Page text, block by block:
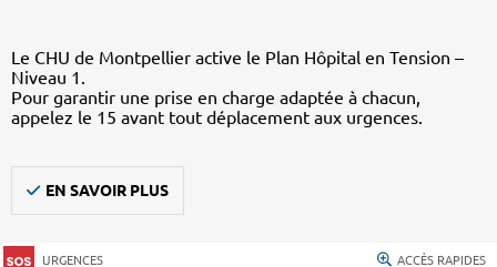
Le CHU de Montpellier active le Plan Hôpital en Tension –
Niveau 1.
Pour garantir une prise en charge adaptée à chacun,
appelez le 15 avant tout déplacement aux urgences.
EN SAVOIR PLUS
URGENCES ACCÈS RAPIDES